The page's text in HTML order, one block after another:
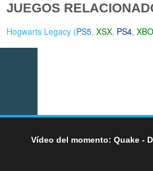
JUEGOS
Hogwarts Legacy (PS5,XSX, PS4,
Vídeo del momento: Quake -